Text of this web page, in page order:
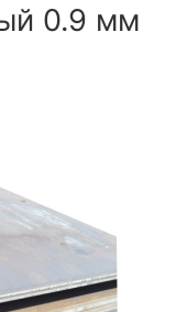
0.9 мм